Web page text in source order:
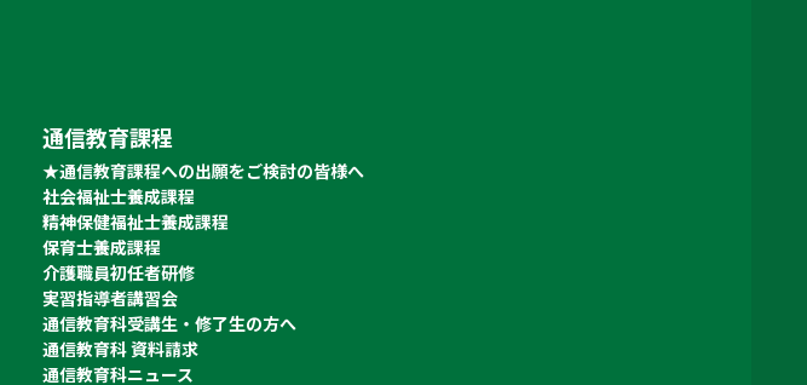
通信教育課程
★通信教育課程への出願をご検討の皆様へ
社会福祉士養成課程
精神保健福祉士養成課程
保育士養成課程
介護職員初任者研修
実習指導者講習会
通信教育科受講生・修了生の方へ
通信教育科 資料請求
通信教育科ニュース